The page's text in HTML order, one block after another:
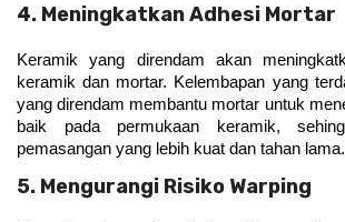
4. Meningkatkan Adhesi Mortar
Keramik yang direndam akan
keramik dan mortar. Kelembapan yang
yang direndam membantu mortar untuk
baik pada permukaan keramik,
pemasangan yang lebih kuat dan tahan lama.
5. Mengurangi Risiko Warping